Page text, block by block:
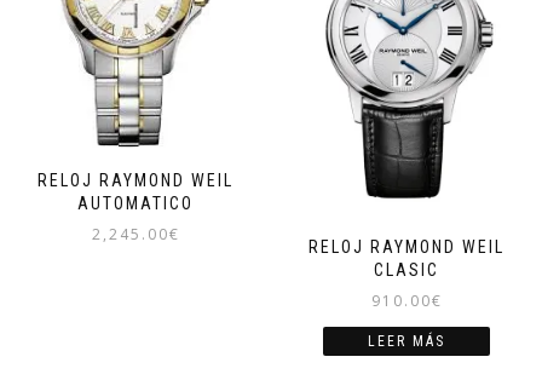
RELOJ RAYMOND WEIL
AUTOMATICO
2,245.00€
RELOJ RAYMOND WEIL
CLASIC
910.00€
LEER MÁS